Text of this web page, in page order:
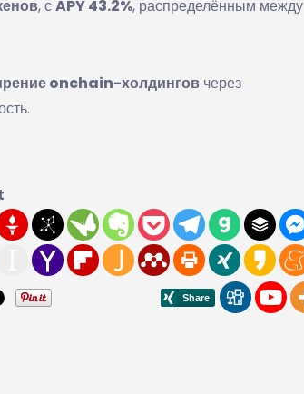
, сAPY 43.2%, распределённым между
onchain-холдингов через